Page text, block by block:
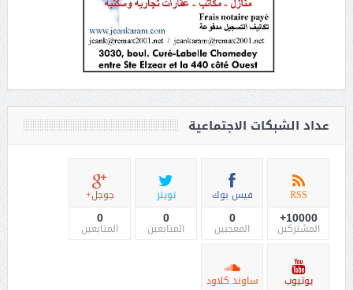
عداد الشبكات الاجتماعية
RSS
10000+
المشتركين
فيس بوك
0
المعجبين
تويتر
0
المتابعين
جوجل+
0
المتابعين
يوتيوب ساوند كلاود